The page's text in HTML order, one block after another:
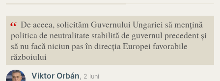
“ De aceea, solicităm Guvernului Ungariei să mențină
politica de neutralitate stabilită de guvernul precedent și
să nu facă niciun pas în direcția Europei favorabile
războiului
Viktor Orbán, 2 luni